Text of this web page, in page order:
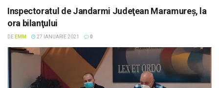
Inspectoratul de Jandarmi Judeţean Maramureş, la
ora bilanţului
DE EMM 27 IANUARIE 2021 0